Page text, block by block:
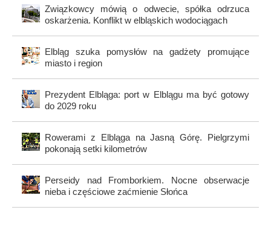
Związkowcy mówią o odwecie, spółka odrzuca
oskarżenia. Konflikt w elbląskich wodociągach
Elbląg szuka pomysłów na gadżety promujące
miasto i region
Prezydent Elbląga: port w Elblągu ma być gotowy
do 2029 roku
Rowerami z Elbląga na Jasną Górę. Pielgrzymi
pokonają setki kilometrów
Perseidy nad Fromborkiem. Nocne obserwacje
nieba i częściowe zaćmienie Słońca